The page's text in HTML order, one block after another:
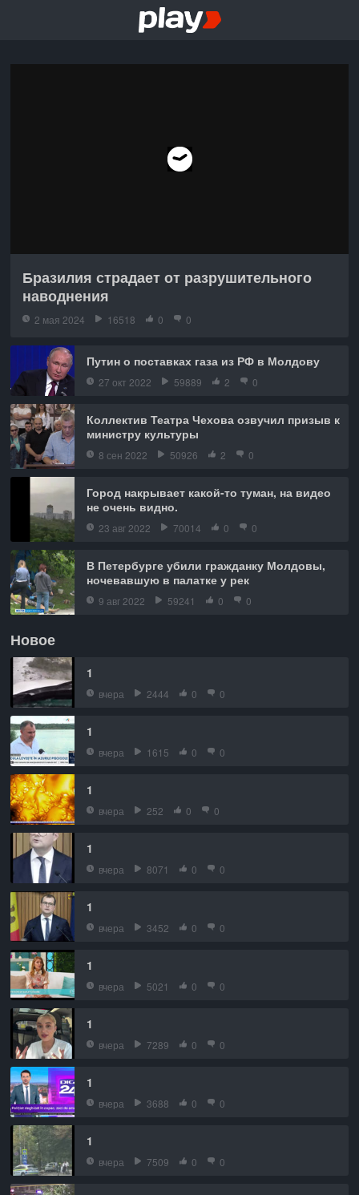
Бразилия страдает от разрушительного
наводнения
2 мая 2024 16518 0 0
Путин о поставках газа из РФ в Молдову
27 окт 2022 59889 2 0
Коллектив Театра Чехова озвучил призыв к
министру культуры
8 сен 2022 50926 2 0
Город накрывает какой-то туман, на видео
не очень видно.
23 авг 2022 70014 0 0
В Петербурге убили гражданку Молдовы,
ночевавшую в палатке у рек
9 авг 2022 59241 0 0
Новое
1
вчера 2444 0 0
1
вчера 1615 0 0
1
вчера 252 0 0
1
вчера 8071 0 0
1
вчера 3452 0 0
1
вчера 5021 0 0
1
вчера 7289 0 0
1
вчера 3688 0 0
1
вчера 7509 0 0